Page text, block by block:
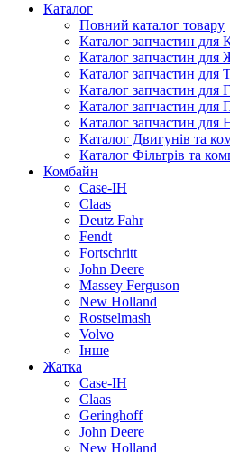
Каталог
Повний каталог товару
Каталог запчастин для
Каталог запчастин для
Каталог запчастин для
Каталог запчастин для
Каталог запчастин для
Каталог запчастин для
Каталог Двигунів та
Каталог Фільтрів та
Комбайн
Case-IH
Claas
Deutz Fahr
Fendt
Fortschritt
John Deere
Massey Ferguson
New Holland
Rostselmash
Volvo
Інше
Жатка
Case-IH
Claas
Geringhoff
John Deere
New Holland